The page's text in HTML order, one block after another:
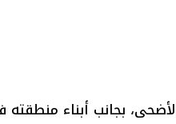
بجانب أبناء